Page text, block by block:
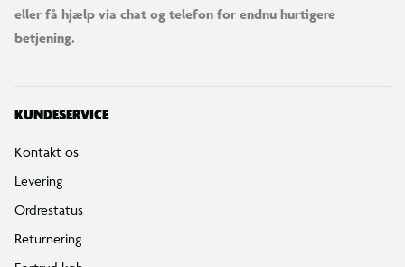
eller få hjælp via chat og telefon for endnu hurtigere
betjening.
KUNDESERVICE
Kontakt os
Levering
Ordrestatus
Returnering